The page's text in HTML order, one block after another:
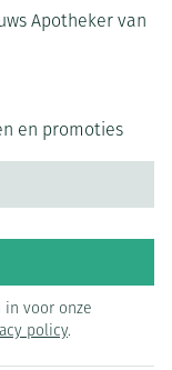
Apotheker van
en promoties
in voor onze
policy.